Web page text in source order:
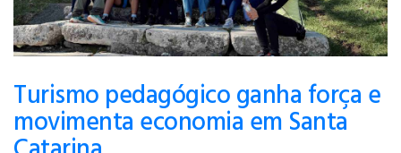
Turismo pedagógico ganha força e
movimenta economia em Santa